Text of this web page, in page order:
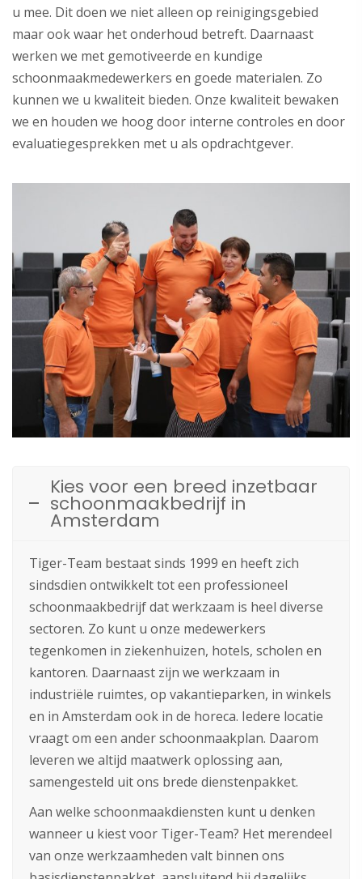
u mee. Dit doen we niet alleen op reinigingsgebied
maar ook waar het onderhoud betreft. Daarnaast
werken we met gemotiveerde en kundige
schoonmaakmedewerkers en goede materialen. Zo
kunnen we u kwaliteit bieden. Onze kwaliteit bewaken
we en houden we hoog door interne controles en door
evaluatiegesprekken met u als opdrachtgever.
Kies voor een breed inzetbaar
schoonmaakbedrijf in
Amsterdam
Tiger-Team bestaat sinds 1999 en heeft zich
sindsdien ontwikkelt tot een professioneel
schoonmaakbedrijf dat werkzaam is heel diverse
sectoren. Zo kunt u onze medewerkers
tegenkomen in ziekenhuizen, hotels, scholen en
kantoren. Daarnaast zijn we werkzaam in
industriële ruimtes, op vakantieparken, in winkels
en in Amsterdam ook in de horeca. Iedere locatie
vraagt om een ander schoonmaakplan. Daarom
leveren we altijd maatwerk oplossing aan,
samengesteld uit ons brede dienstenpakket.
Aan welke schoonmaakdiensten kunt u denken
wanneer u kiest voor Tiger-Team? Het merendeel
van onze werkzaamheden valt binnen ons